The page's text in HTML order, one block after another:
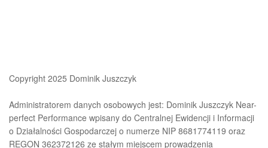
Copyright 2025 Dominik Juszczyk
Administratorem danych osobowych jest: Dominik Juszczyk Near-
perfect Performance wpisany do Centralnej Ewidencji i Informacji
o Działalności Gospodarczej o numerze NIP 8681774119 oraz
REGON 362372126 ze stałym miejscem prowadzenia